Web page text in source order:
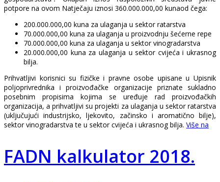
potpore na ovom Natječaju iznosi 360.000.000,00 kunaod čega:
200.000.000,00 kuna za ulaganja u sektor ratarstva
70.000.000,00 kuna za ulaganja u proizvodnju šećerne repe
70.000.000,00 kuna za ulaganja u sektor vinogradarstva
20.000.000,00 kuna za ulaganja u sektor cvijeća i ukrasnog
bilja.
Prihvatljivi korisnici su fizičke i pravne osobe upisane u Upisnik
poljoprivrednika i proizvođačke organizacije priznate sukladno
posebnim propisima kojima se uređuje rad proizvođačkih
organizacija, a prihvatljivi su projekti za ulaganja u sektor ratarstva
(uključujući industrijsko, ljekovito, začinsko i aromatično bilje),
sektor vinogradarstva te u sektor cvijeća i ukrasnog bilja. Više na
FADN kalkulator 2018.